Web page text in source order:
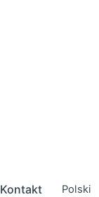
Kontakt